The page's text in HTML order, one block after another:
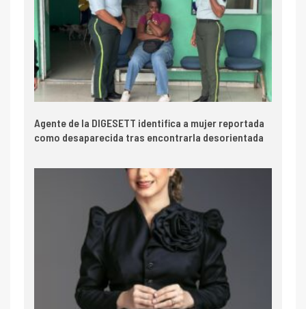
Agente de la DIGESETT identifica a mujer reportada
como desaparecida tras encontrarla desorientada